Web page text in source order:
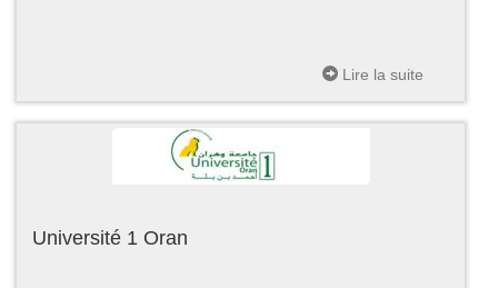
Lire la suite
Université 1 Oran